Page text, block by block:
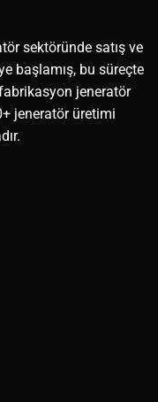
sektöründe satış ve
başlamış, bu süreçte
jeneratör
jeneratör üretimi